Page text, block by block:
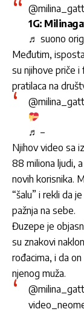
1G:
♬ suono
Međutim,
su njihove priče
pratilaca na
♬ –
Njihov video sa
88 miliona ljudi,
novih korisnika.
“šalu” i rekli da
pažnja na sebe.
Đuzepe je
su znakovi
rođacima, i da
njenog muža.